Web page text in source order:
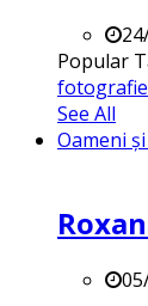
Popular
fotografie
See All
Oameni